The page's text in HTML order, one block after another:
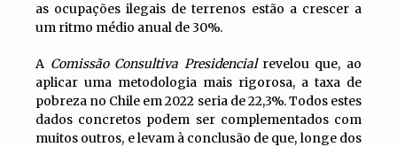
as ocupações ilegais de terrenos estão a crescer a
um ritmo médio anual de 30%.
A Comissão Consultiva Presidencialrevelou que, ao
aplicar uma metodologia mais rigorosa, a taxa de
pobreza no Chile em 2022 seria de 22,3%. Todos estes
dados concretos podem ser complementados com
muitos outros, e levam à conclusão de que, longe dos